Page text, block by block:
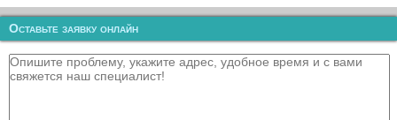
Оставьте заявку онлайн